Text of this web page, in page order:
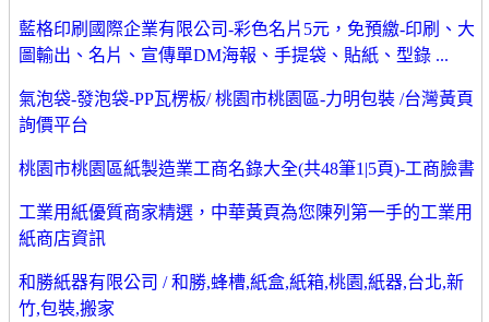
藍格印刷國際企業有限公司-彩色名片5元，免預繳-印刷、大
圖輸出、名片、宣傳單DM海報、手提袋、貼紙、型錄 ...
氣泡袋-發泡袋-PP瓦楞板/ 桃園市桃園區-力明包裝 /台灣黃頁
詢價平台
桃園市桃園區紙製造業工商名錄大全(共48筆1|5頁)-工商臉書
工業用紙優質商家精選，中華黃頁為您陳列第一手的工業用
紙商店資訊
和勝紙器有限公司 / 和勝,蜂槽,紙盒,紙箱,桃園,紙器,台北,新
竹,包裝,搬家